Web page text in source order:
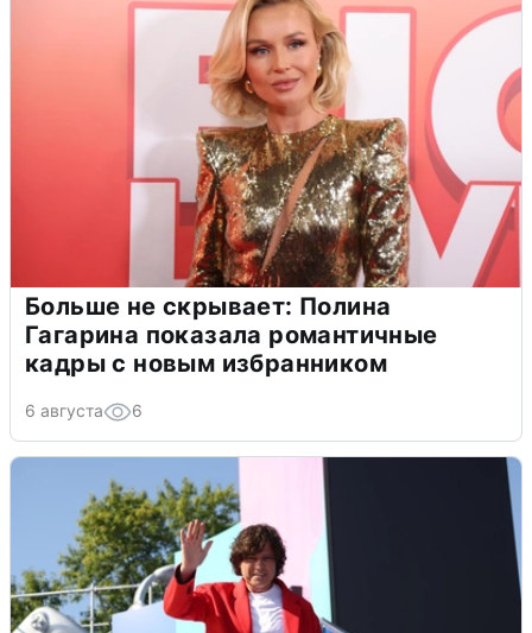
Больше не скрывает: Полина
Гагарина показала романтичные
кадры с новым избранником
6 августа 6